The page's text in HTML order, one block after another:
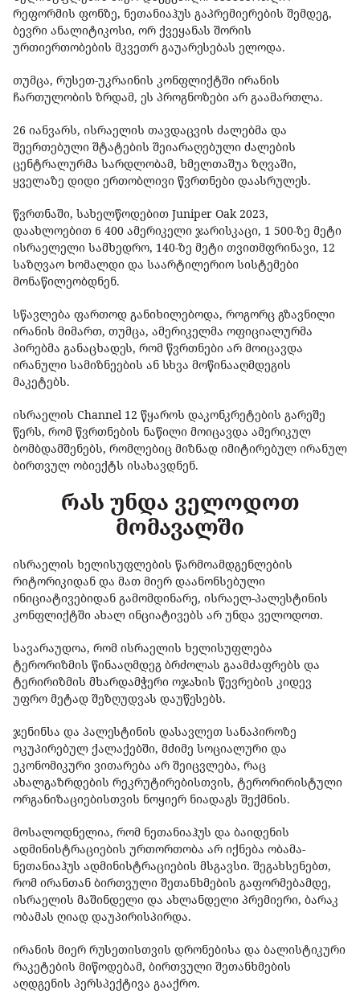
რეფორმის ფონზე, ნეთანიაჰუს გაპრემიერების შემდეგ,
ბევრი ანალიტიკოსი, ორ ქვეყანას შორის
ურთიერთობების მკვეთრ გაუარესებას ელოდა.
თუმცა, რუსეთ-უკრაინის კონფლიქტში ირანის
ჩართულობის ზრდამ, ეს პროგნოზები არ გაამართლა.
26 იანვარს, ისრაელის თავდაცვის ძალებმა და
შეერთებული შტატების შეიარაღებული ძალების
ცენტრალურმა სარდლობამ, ხმელთაშუა ზღვაში,
ყველაზე დიდი ერთობლივი წვრთნები დაასრულეს.
წვრთნაში, სახელწოდებით Juniper Oak 2023,
დაახლოებით 6 400 ამერიკელი ჯარისკაცი, 1 500-ზე მეტი
ისრაელელი სამხედრო, 140-ზე მეტი თვითმფრინავი, 12
საზღვაო ხომალდი და საარტილერიო სისტემები
მონაწილეობდნენ.
სწავლება ფართოდ განიხილებოდა, როგორც გზავნილი
ირანის მიმართ, თუმცა, ამერიკელმა ოფიციალურმა
პირებმა განაცხადეს, რომ წვრთნები არ მოიცავდა
ირანული სამიზნეების ან სხვა მოწინააღმდეგის
მაკეტებს.
ისრაელის Channel 12 წყაროს დაკონკრეტების გარეშე
წერს, რომ წვრთნების ნაწილი მოიცავდა ამერიკულ
ბომბდამშენებს, რომლებიც მიზნად იმიტირებულ ირანულ
ბირთვულ ობიექტს ისახავდნენ.
რას უნდა ველოდოთ
მომავალში
ისრაელის ხელისუფლების წარმოამდგენლების
რიტორიკიდან და მათ მიერ დაანონსებული
ინიციატივებიდან გამომდინარე, ისრაელ-პალესტინის
კონფლიქტში ახალ ინციატივებს არ უნდა ველოდოთ.
სავარაუდოა, რომ ისრაელის ხელისუფლება
ტერორიზმის წინააღმდეგ ბრძოლას გაამძაფრებს და
ტერირიზმის მხარდამჭერი ოჯახის წევრების კიდევ
უფრო მეტად შეზღუდვას დაუწესებს.
ჯენინსა და პალესტინის დასავლეთ სანაპიროზე
ოკუპირებულ ქალაქებში, მძიმე სოციალური და
ეკონომიკური ვითარება არ შეიცვლება, რაც
ახალგაზრდების რეკრუტირებისთვის, ტერორირისტული
ორგანიზაციებისთვის ნოყიერ ნიადაგს შექმნის.
მოსალოდნელია, რომ ნეთანიაჰუს და ბაიდენის
ადმინისტრაციების ურთორთობა არ იქნება ობამა-
ნეთანიაჰუს ადმინისტრაციების მსგავსი. შეგახსენებთ,
რომ ირანთან ბირთვული შეთანხმების გაფორმებამდე,
ისრაელის მაშინდელი და ახლანდელი პრემიერი, ბარაკ
ობამას ღიად დაუპირისპირდა.
ირანის მიერ რუსეთისთვის დრონებისა და ბალისტიკური
რაკეტების მიწოდებამ, ბირთვული შეთანხმების
აღდგენის პერსპექტივა გააქრო.